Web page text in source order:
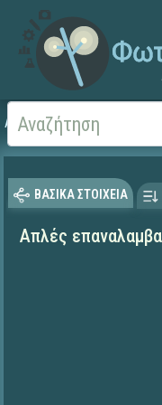
Αρχική ΕΡΓΑ ΙΤΥΕ 1996-
ΒΑΣΙΚΑ ΣΤΟΙΧΕΙΑ
Απλές